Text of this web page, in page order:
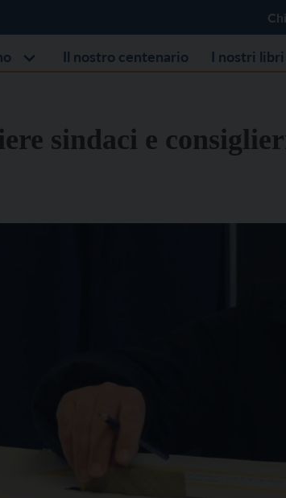
Il nostro centenario I nostri libri
sindaci e